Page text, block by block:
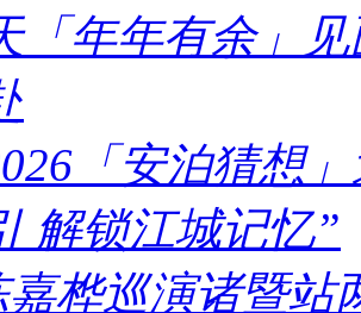
「年年有余」
「安泊猜想
解锁江城记忆”
桦巡演诸暨站